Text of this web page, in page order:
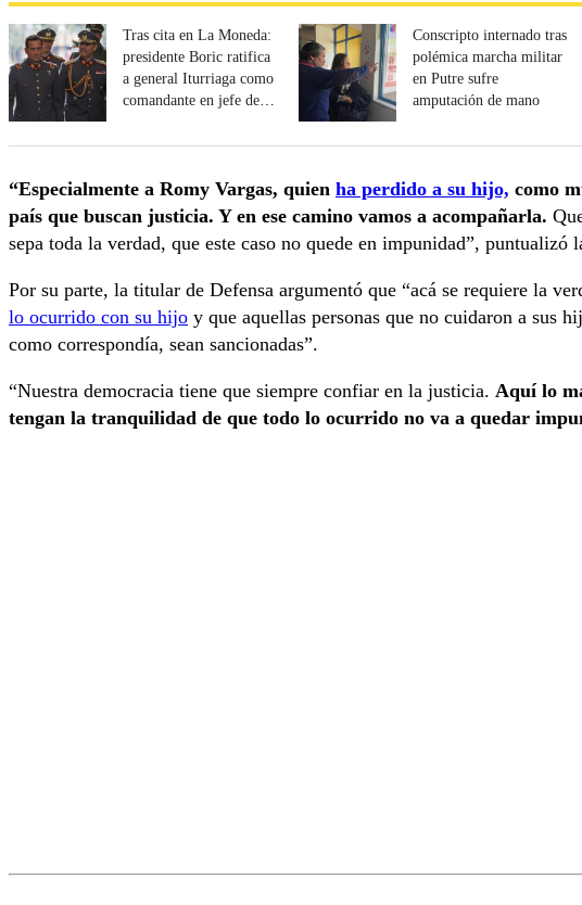
Tras cita en La Moneda:
presidente Boric ratifica
a general Iturriaga como
comandante en jefe del
Conscripto internado tras
polémica marcha militar
en Putre sufre
amputación de mano
“Especialmente a Romy Vargas, quien ha perdido a su hijo, como
país que buscan justicia. Y en ese camino vamos a acompañarla.
sepa toda la verdad, que este caso no quede en impunidad”, puntualizó
Por su parte, la titular de Defensa argumentó que “acá se requiere la
lo ocurrido con su hijo y que aquellas personas que no cuidaron a sus
como correspondía, sean sancionadas”.
“Nuestra democracia tiene que siempre confiar en la justicia. Aquí lo
tengan la tranquilidad de que todo lo ocurrido no va a quedar